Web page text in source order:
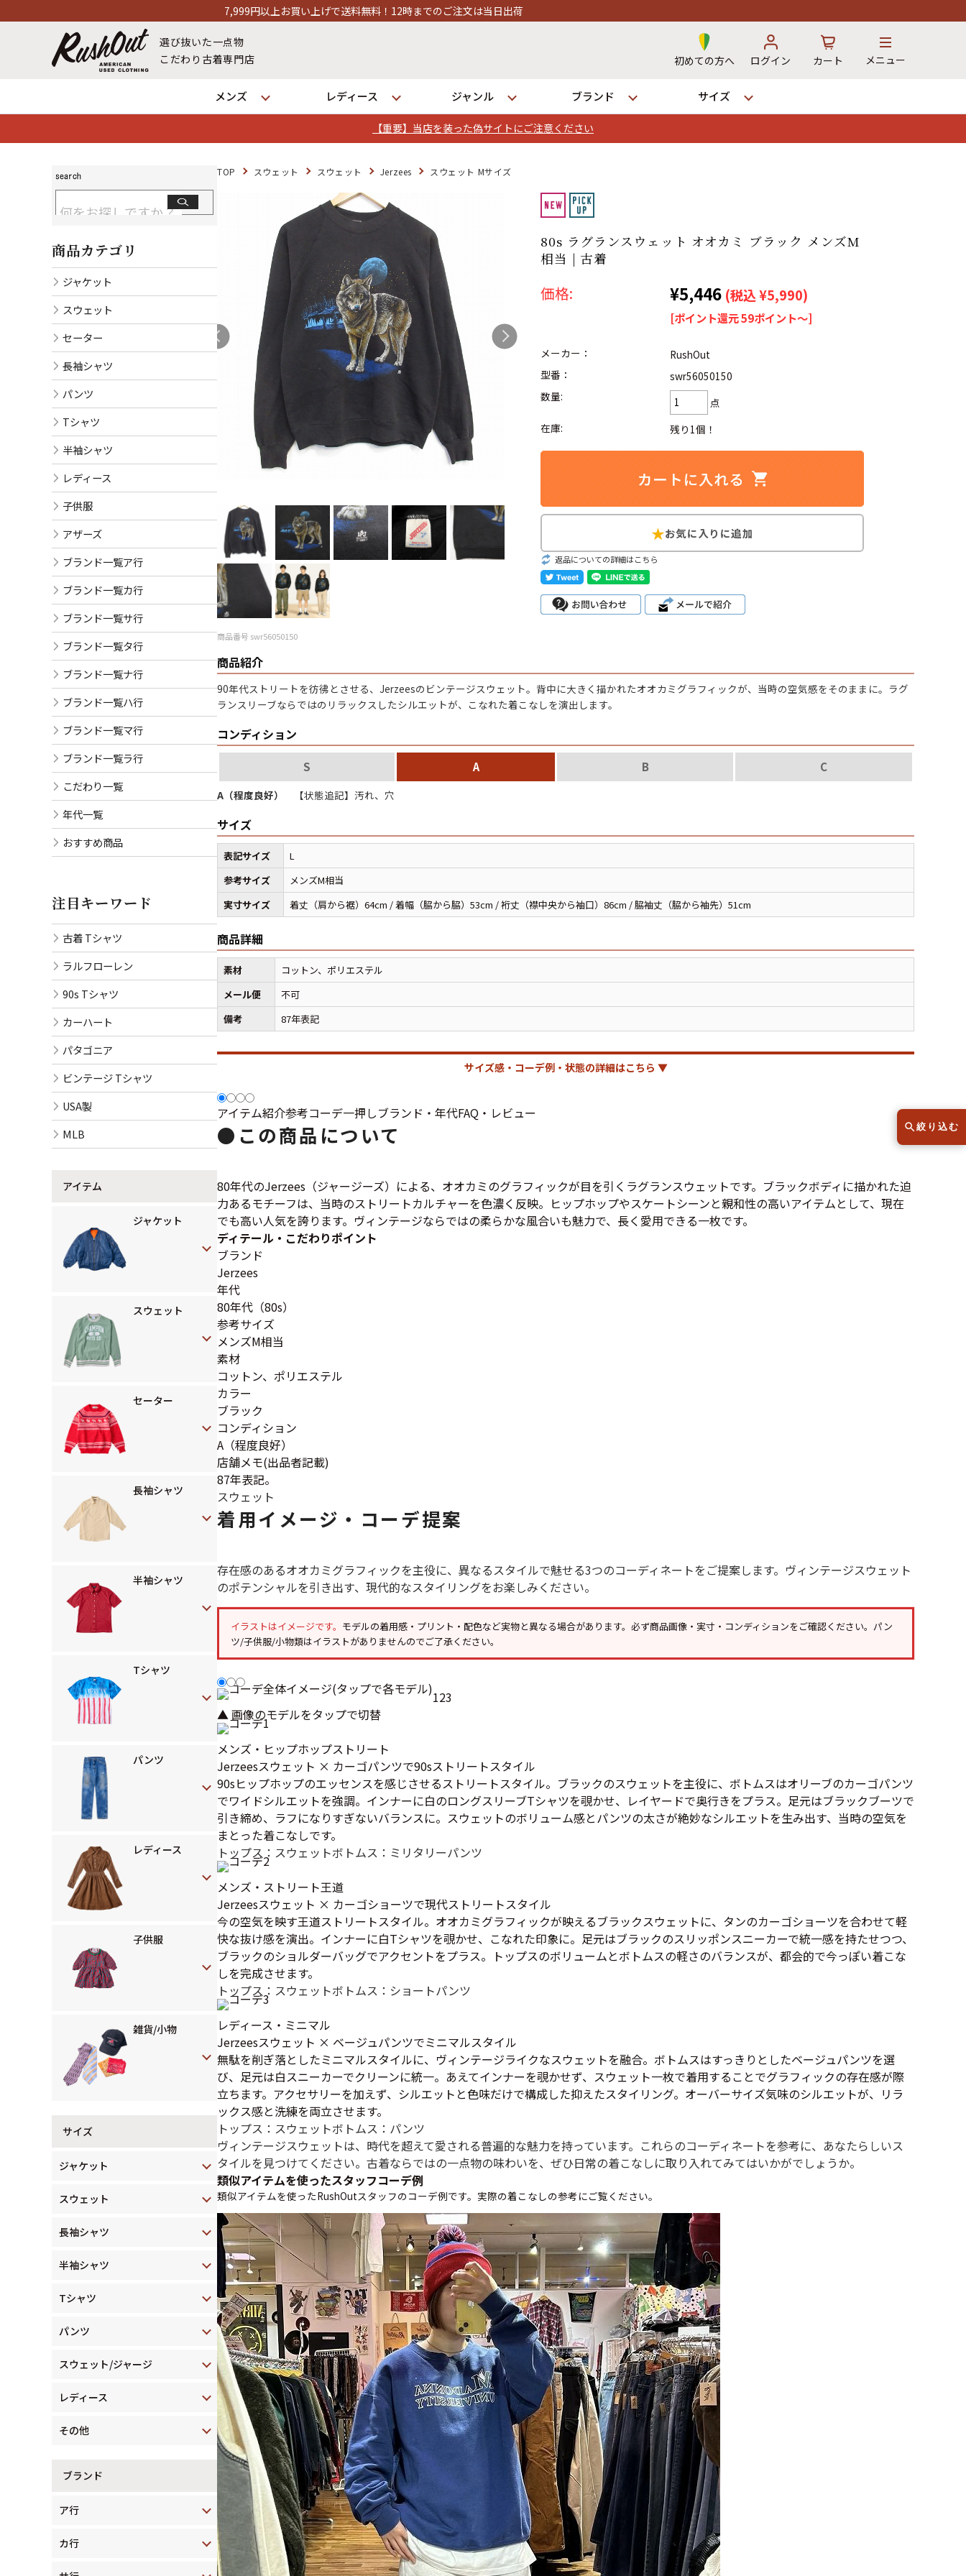
【重要】当店を装った偽サイトにご注意ください
7,999円以上お買い上げで送料無料！12時までのご注文は当日出荷
選び抜いた一点物
こだわり古着専門店
初めての方へ ログイン カート メニュー
メンズ レディース ジャンル ブランド サイズ
店舗一覧
発送について ※対応不可：日祝、長期休暇、セール
Search by Hotword 今週のHOTワード（7/29〜8/4）
大きいサイズ 7 アニメ
8 ディズニー
Search by Brandブランドから探す
ラルフ ローレン
カーハート
アディダス ナイキ
リーバイス ラッセル・アスレチック
ア行 カ行 サ行 タ行
ナ行
ハ行
マ行 ラ行
パンツ レディース 子供服
Search by Sizeサイズから探す（メンズ）
Search by Maniacマニアックから探す
バンド
Tシャツ
アニメ
Tシャツ
映画
Tシャツ
USA製 ボロ ミリタリー
Search by Period年代から探す
すべての年代を見る
メディア・イベント情報
Youtube 古着屋Rush Out チャンネル
スタッフコーディネート
ご利用案内
お客様の声
レビュー1万件突破
お気に入りリスト
会員登録
メルマガ登録
会社概要
店舗一覧
古着卸売
特定商取引法に基づく表示
プライバシーポリシー
お問い合わせ
TOP スウェット スウェット Jerzees スウェット Mサイズ
80s ラグランスウェット オオカミ ブラック メンズM
相当 | 古着
価格: ¥5,446 (税込 ¥5,990)
[ポイント還元 59ポイント～]
メーカー：
RushOut
型番：
swr56050150
数量:
点
在庫:
残り1個！
返品についての詳細はこちら
商品番号 swr56050150
商品紹介
90年代ストリートを彷彿とさせる、Jerzeesのビンテージスウェット。背中に大きく描かれたオオカミグラフィックが、当時の空気感をそのままに。ラグ
ランスリーブならではのリラックスしたシルエットが、こなれた着こなしを演出します。
コンディション
S A B C
A（程度良好） 【状態追記】汚れ、穴
サイズ
表記サイズ
L
参考サイズ
メンズM相当
実寸サイズ
着丈（肩から裾）64cm / 着幅（脇から脇）53cm / 裄丈（襟中央から袖口）86cm / 脇袖丈（脇から袖先）51cm
商品詳細
素材
コットン、ポリエステル
メール便
不可
備考
87年表記
サイズ感・コーデ例・状態の詳細はこちら ▼
アイテム紹介参考コーデ一押しブランド・年代FAQ・レビュー
● この商品について
80年代のJerzees（ジャージーズ）による、オオカミのグラフィックが目を引くラグランスウェットです。ブラックボディに描かれた迫
力あるモチーフは、当時のストリートカルチャーを色濃く反映。ヒップホップやスケートシーンと親和性の高いアイテムとして、現在
でも高い人気を誇ります。ヴィンテージならではの柔らかな風合いも魅力で、長く愛用できる一枚です。
ディテール・こだわりポイント
ブランド
Jerzees
年代
80年代（80s）
参考サイズ
メンズM相当
素材
コットン、ポリエステル
カラー
ブラック
コンディション
A（程度良好）
店舗メモ(出品者記載)
87年表記。
スウェット
着用イメージ・コーデ提案
存在感のあるオオカミグラフィックを主役に、異なるスタイルで魅せる3つのコーディネートをご提案します。ヴィンテージスウェット
のポテンシャルを引き出す、現代的なスタイリングをお楽しみください。
イラストはイメージです。 モデルの着用感・プリント・配色など実物と異なる場合があります。必ず商品画像・実寸・コンディションをご確認ください。パン
ツ/子供服/小物類はイラストがありませんのでご了承ください。
123
▲ 画像のモデルをタップで切替
メンズ・ヒップホップストリート
Jerzeesスウェット × カーゴパンツで90sストリートスタイル
90sヒップホップのエッセンスを感じさせるストリートスタイル。ブラックのスウェットを主役に、ボトムスはオリーブのカーゴパンツ
でワイドシルエットを強調。インナーに白のロングスリーブTシャツを覗かせ、レイヤードで奥行きをプラス。足元はブラックブーツで
引き締め、ラフになりすぎないバランスに。スウェットのボリューム感とパンツの太さが絶妙なシルエットを生み出す、当時の空気を
まとった着こなしです。
トップス：スウェットボトムス：ミリタリーパンツ
メンズ・ストリート王道
Jerzeesスウェット × カーゴショーツで現代ストリートスタイル
今の空気を映す王道ストリートスタイル。オオカミグラフィックが映えるブラックスウェットに、タンのカーゴショーツを合わせて軽
快な抜け感を演出。インナーに白Tシャツを覗かせ、こなれた印象に。足元はブラックのスリッポンスニーカーで統一感を持たせつつ、
ブラックのショルダーバッグでアクセントをプラス。トップスのボリュームとボトムスの軽さのバランスが、都会的で今っぽい着こな
しを完成させます。
トップス：スウェットボトムス：ショートパンツ
レディース・ミニマル
Jerzeesスウェット × ベージュパンツでミニマルスタイル
無駄を削ぎ落としたミニマルスタイルに、ヴィンテージライクなスウェットを融合。ボトムスはすっきりとしたベージュパンツを選
び、足元は白スニーカーでクリーンに統一。あえてインナーを覗かせず、スウェット一枚で着用することでグラフィックの存在感が際
立ちます。アクセサリーを加えず、シルエットと色味だけで構成した抑えたスタイリング。オーバーサイズ気味のシルエットが、リラ
ックス感と洗練を両立させます。
トップス：スウェットボトムス：パンツ
ヴィンテージスウェットは、時代を超えて愛される普遍的な魅力を持っています。これらのコーディネートを参考に、あなたらしいス
タイルを見つけてください。古着ならではの一点物の味わいを、ぜひ日常の着こなしに取り入れてみてはいかがでしょうか。
類似アイテムを使ったスタッフコーデ例
類似アイテムを使ったRushOutスタッフのコーデ例です。実際の着こなしの参考にご覧ください。
商品カテゴリ
ジャケット
スウェット
セーター
長袖シャツ
パンツ
Tシャツ
半袖シャツ
レディース
子供服
アザーズ
ブランド一覧ア行
ブランド一覧カ行
ブランド一覧サ行
ブランド一覧タ行
ブランド一覧ナ行
ブランド一覧ハ行
ブランド一覧マ行
ブランド一覧ラ行
こだわり一覧
年代一覧
おすすめ商品
注目キーワード
古着 Tシャツ
ラルフローレン
90s Tシャツ
カーハート
パタゴニア
ビンテージ Tシャツ
USA製
MLB
アイテム
ジャケット
スウェット
セーター
長袖シャツ
半袖シャツ
Tシャツ
パンツ
レディース
子供服
雑貨/小物
サイズ
ジャケット
スウェット
長袖シャツ
半袖シャツ
Tシャツ
パンツ
スウェット/ジャージ
レディース
その他
ブランド
ア行
カ行
絞り込む